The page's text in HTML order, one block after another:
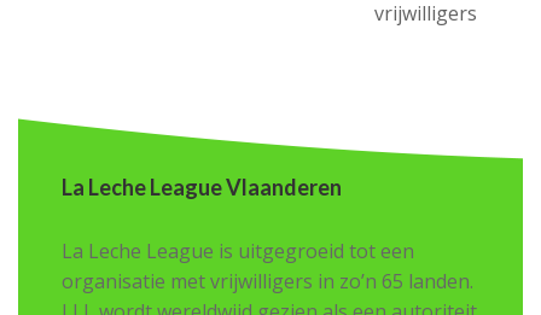
vrijwilligers
La Leche League Vlaanderen
La Leche League is uitgegroeid tot een
organisatie met vrijwilligers in zo’n 65 landen.